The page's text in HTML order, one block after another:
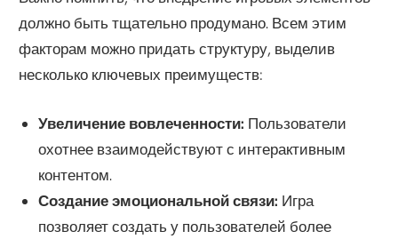
должно быть тщательно продумано. Всем этим
факторам можно придать структуру, выделив
несколько ключевых преимуществ:
Увеличение вовлеченности: Пользователи
охотнее взаимодействуют с интерактивным
контентом.
Создание эмоциональной связи: Игра
позволяет создать у пользователей более